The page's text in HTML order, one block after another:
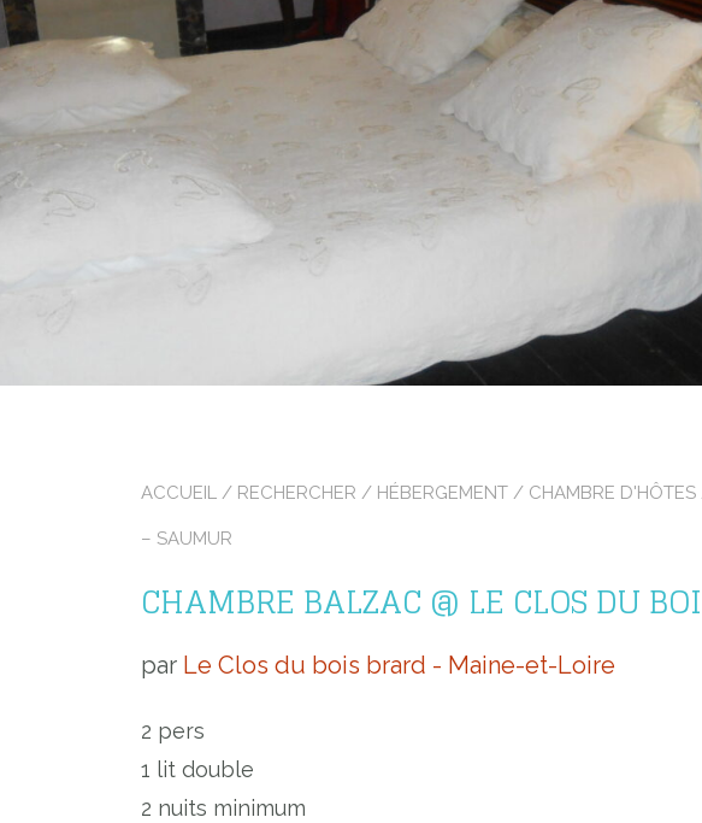
ACCUEIL / RECHERCHER / HÉBERGEMENT / CHAMBRE D'HÔTES
– SAUMUR
CHAMBRE BALZAC @ LE CLOS DU
par Le Clos du bois brard - Maine-et-Loire
2 pers
1 lit double
2 nuits minimum